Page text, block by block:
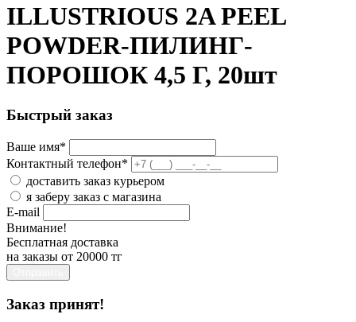
ILLUSTRIOUS 2A PEEL
POWDER-ПИЛИНГ-
ПОРОШОК 4,5 Г, 20шт
Быстрый заказ
Ваше имя*
Контактный телефон*
доставить заказ курьером
я заберу заказ с магазина
E-mail
Внимание!
Бесплатная доставка
на заказы от 20000 тг
Заказ принят!